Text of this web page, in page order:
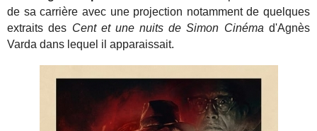
de sa carrière avec une projection notamment de quelques
extraits des Cent et une nuits de Simon Cinéma d'Agnès
Varda dans lequel il apparaissait.